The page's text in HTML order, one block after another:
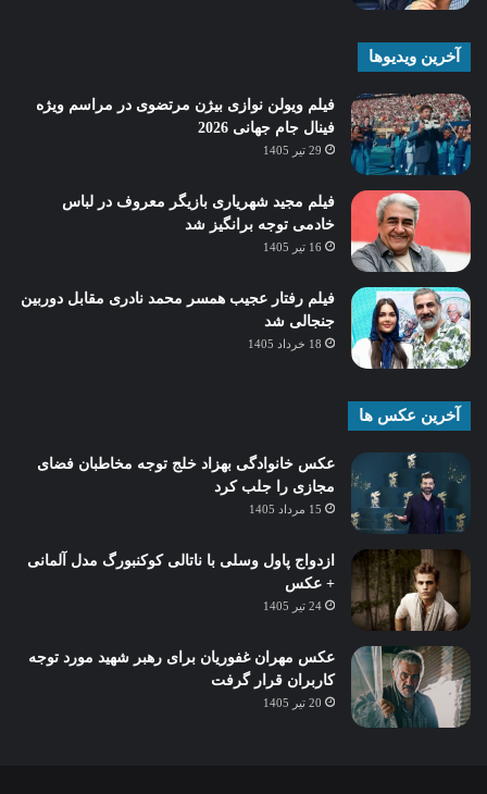
آخرین ویدیوها
فیلم ویولن نوازی بیژن مرتضوی در مراسم ویژه
فینال جام جهانی 2026
29 تیر 1405
فیلم مجید شهریاری بازیگر معروف در لباس
خادمی توجه برانگیز شد
16 تیر 1405
فیلم رفتار عجیب همسر محمد نادری مقابل دوربین
جنجالی شد
18 خرداد 1405
آخرین عکس ها
عکس خانوادگی بهزاد خلج توجه مخاطبان فضای
مجازی را جلب کرد
15 مرداد 1405
ازدواج پاول وسلی با ناتالی کوکنبورگ مدل آلمانی
+ عکس
24 تیر 1405
عکس مهران غفوریان برای رهبر شهید مورد توجه
کاربران قرار گرفت
20 تیر 1405